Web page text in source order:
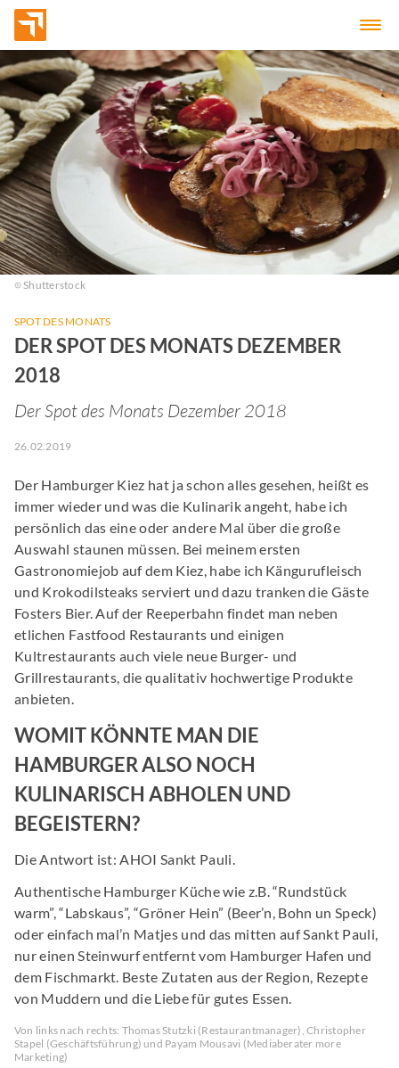
Shutterstock
SPOT DES MONATS
DER SPOT DES MONATS DEZEMBER
2018
Der Spot des Monats Dezember 2018
26.02.2019
Der Hamburger Kiez hat ja schon alles gesehen, heißt es
immer wieder und was die Kulinarik angeht, habe ich
persönlich das eine oder andere Mal über die große
Auswahl staunen müssen. Bei meinem ersten
Gastronomiejob auf dem Kiez, habe ich Kängurufleisch
und Krokodilsteaks serviert und dazu tranken die Gäste
Fosters Bier. Auf der Reeperbahn findet man neben
etlichen Fastfood Restaurants und einigen
Kultrestaurants auch viele neue Burger- und
Grillrestaurants, die qualitativ hochwertige Produkte
anbieten.
WOMIT KÖNNTE MAN DIE
HAMBURGER ALSO NOCH
KULINARISCH ABHOLEN UND
BEGEISTERN?
Die Antwort ist: AHOI Sankt Pauli.
Authentische Hamburger Küche wie z.B. “Rundstück
warm”, “Labskaus”, “Gröner Hein” (Beer’n, Bohn un Speck)
oder einfach mal’n Matjes und das mitten auf Sankt Pauli,
nur einen Steinwurf entfernt vom Hamburger Hafen und
dem Fischmarkt. Beste Zutaten aus der Region, Rezepte
von Muddern und die Liebe für gutes Essen.
Von links nach rechts: Thomas Stutzki (Restaurantmanager), Christopher
Stapel (Geschäftsführung) und Payam Mousavi (Mediaberater more
Marketing)